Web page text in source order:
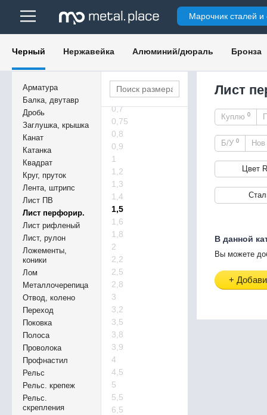
Марочник сталей и
Черный Нержавейка Алюминий/дюраль Бронза
Арматура
Балка, двутавр
Дробь
Заглушка, крышка
Канат
Катанка
Квадрат
Круг, пруток
Лента, штрипс
Лист ПВ
Лист перфорир.
Лист рифленый
Лист, рулон
Ложементы,
коники
Лом
Металлочерепица
Отвод, колено
Переход
Поковка
Полоса
Проволока
Профнастил
Рельс
Рельс. крепеж
Рельс.
скрепления
0,5
0,6
0,63
0,65
0,7
0,75
0,8
0,9
1
1,2
1,3
1,4
1,5
1,6
1,8
2
2,2
2,5
2,8
3
3,2
3,5
3,8
3,9
4
4,5
5
5,5
6,5
Лист
Куплю 0
Б/У 0 Нов
Цвет
В данной
Вы можете
+